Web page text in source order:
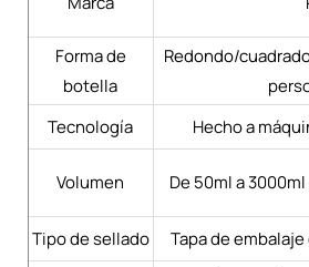
Forma de
botella
Redondo/
Tecnología
Hecho a
Volumen De 50ml a
Tipo de sellado Tapa de